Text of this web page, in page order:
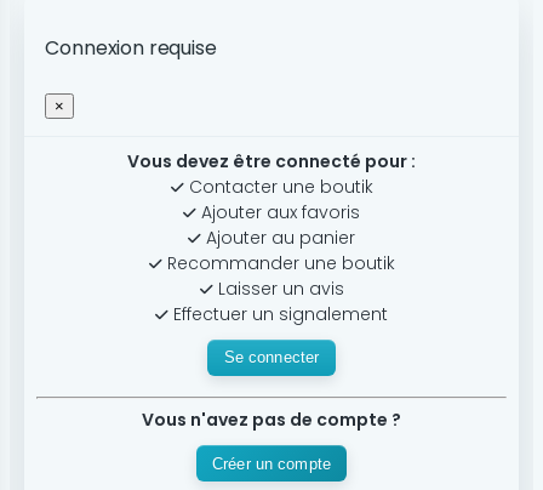
Connexion requise
×
Vous devez être connecté pour :
Contacter une boutik
Ajouter aux favoris
Ajouter au panier
Recommander une boutik
Laisser un avis
Effectuer un signalement
Se connecter
Vous n'avez pas de compte ?
Créer un compte